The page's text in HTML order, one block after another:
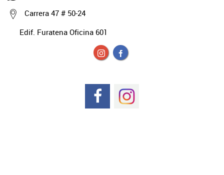
Carrera 47 # 50-24
Edif. Furatena Oficina 601